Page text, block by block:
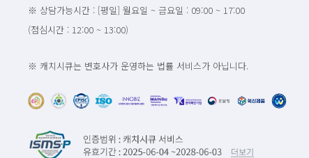
※ 상담가능시간 : [평일] 월요일 ~ 금요일 : 09:00 ~ 17:00
(점심시간 : 12:00 ~ 13:00)
※ 캐치시큐는 변호사가 운영하는 법률 서비스가 아닙니다.